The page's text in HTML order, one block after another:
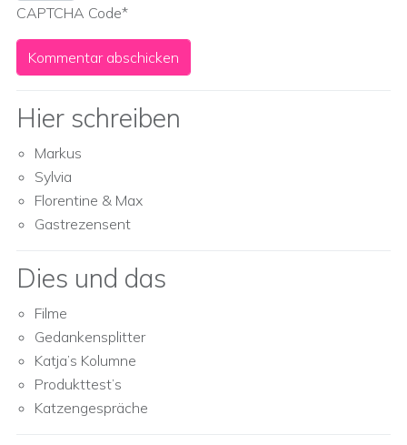
CAPTCHA Code*
Hier schreiben
Markus
Sylvia
Florentine & Max
Gastrezensent
Dies und das
Filme
Gedankensplitter
Katja’s Kolumne
Produkttest’s
Katzengespräche